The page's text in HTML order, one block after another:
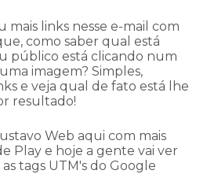
mais links nesse e-mail com
como saber qual está
público está clicando num
imagem? Simples,
e veja qual de fato está lhe
resultado!
Web aqui com mais
Play e hoje a gente vai ver
tags UTM's do Google